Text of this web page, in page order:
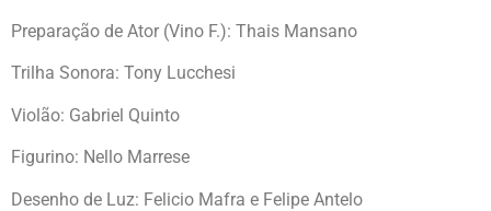
Preparação de Ator (Vino F.): Thais Mansano
Trilha Sonora: Tony Lucchesi
Violão: Gabriel Quinto
Figurino: Nello Marrese
Desenho de Luz: Felicio Mafra e Felipe Antelo